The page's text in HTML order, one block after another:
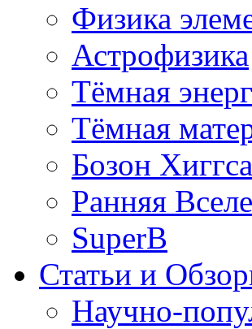
Физика
Астрофизика
Тёмная
Тёмная
Бозон Хиггса
Ранняя
SuperB
Статьи и
Научно-